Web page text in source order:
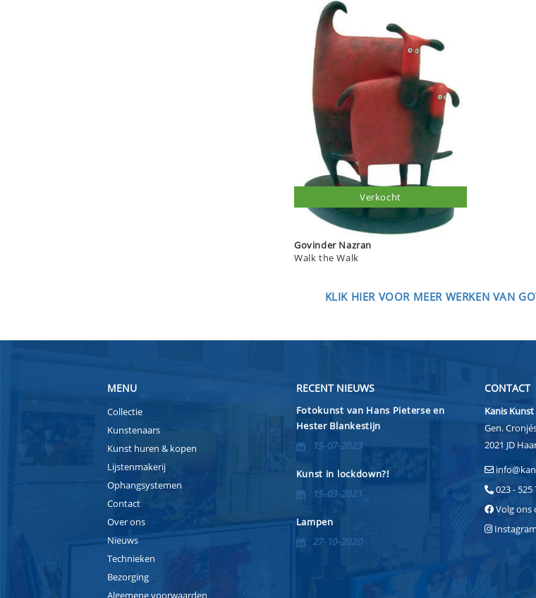
Govinder Nazran
Walk the Walk
Verkocht
KLIK HIER VOOR MEER WERKEN VAN
MENU
Collectie
Kunstenaars
Kunst huren & kopen
Lijstenmakerij
Ophangsystemen
Contact
Over ons
Nieuws
Technieken
Bezorging
Algemene voorwaarden
RECENT NIEUWS
Fotokunst van Hans Pieterse en
Hester Blankestijn
15-07-2023
Kunst in lockdown?!
15-03-2021
Lampen
27-10-2020
CONTACT
Kanis
Gen.
2021 JD
023 - 525
Volg ons
Instagram